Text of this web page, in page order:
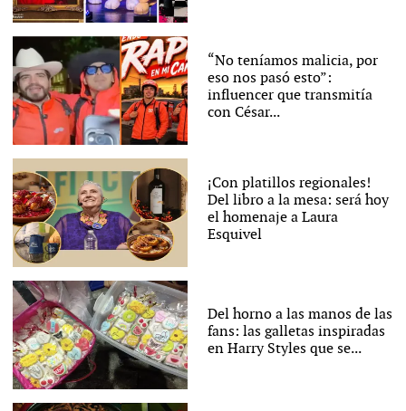
“No teníamos malicia, por
eso nos pasó esto”:
influencer que transmitía
con César...
¡Con platillos regionales!
Del libro a la mesa: será hoy
el homenaje a Laura
Esquivel
Del horno a las manos de las
fans: las galletas inspiradas
en Harry Styles que se...